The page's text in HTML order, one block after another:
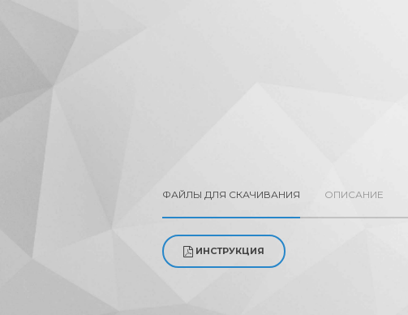
ФАЙЛЫ ДЛЯ СКАЧИВАНИЯ ОПИСАНИЕ
ИНСТРУКЦИЯ